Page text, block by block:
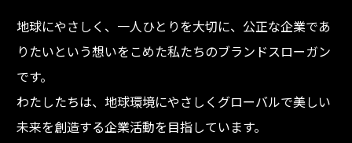
地球にやさしく、一人ひとりを大切に、公正な企業であ
りたいという想いをこめた私たちのブランドスローガン
です。
わたしたちは、地球環境にやさしくグローバルで美しい
未来を創造する企業活動を目指しています。